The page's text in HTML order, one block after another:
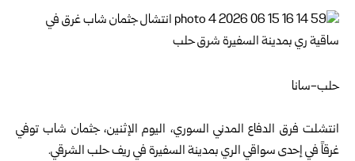
حلب-سانا
انتشلت فرق الدفاع المدني السوري، اليوم الإثنين، جثمان شاب توفي
غرقاً في إحدى سواقي الري بمدينة السفيرة في ريفحلبالشرقي.